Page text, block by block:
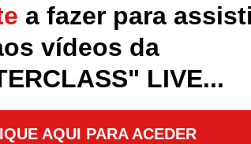
a fazer para
vídeos da
LIVE...
AQUI PARA ACEDER